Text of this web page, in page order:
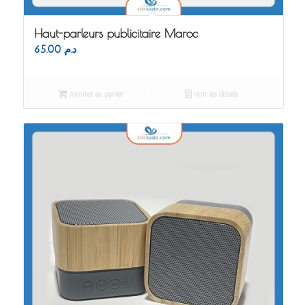
Haut-parleurs publicitaire Maroc
د.م. 65.00
Ajouter au panier Voir les détails